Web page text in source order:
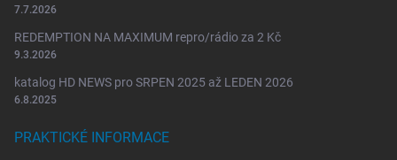
7.7.2026
REDEMPTION NA MAXIMUM repro/rádio za 2 Kč
9.3.2026
katalog HD NEWS pro SRPEN 2025 až LEDEN 2026
6.8.2025
PRAKTICKÉ INFORMACE